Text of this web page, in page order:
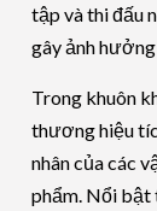
tập và thi đấu
gây ảnh hưởng
Trong khuôn
thương hiệu
nhân của các
phẩm. Nổi bật